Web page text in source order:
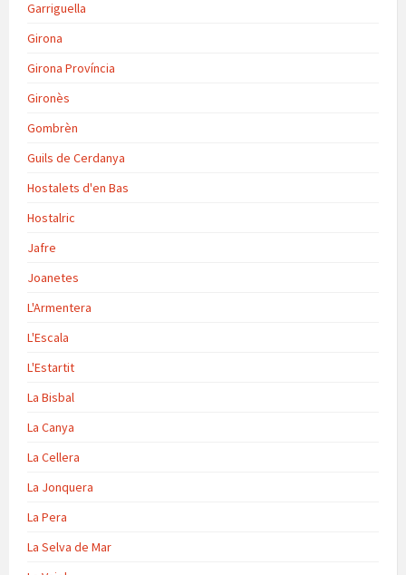
Garriguella
Girona
Girona Província
Gironès
Gombrèn
Guils de Cerdanya
Hostalets d'en Bas
Hostalric
Jafre
Joanetes
L'Armentera
L'Escala
L'Estartit
La Bisbal
La Canya
La Cellera
La Jonquera
La Pera
La Selva de Mar